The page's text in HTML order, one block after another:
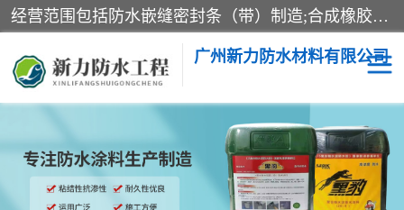
经营范围包括防水嵌缝密封条（带）制造;合成橡胶制造（监控化学品、危险化学品除外）;沥青混合物制造;防水胶粘带制造;其他合成材料制造（监控化学品、危险化学品除外）;涂料制造（监控化学品、危险化学品除外）;建筑结构防水补漏;防水建筑材料制造;粘合剂制造（监控化学品、危险化学品除外）;涂料零售;广州新力防水材料有限公司具有1处分支机构。
广州新力防水材料有限公司
黑豹防水胶 建筑108胶水
乳化沥青防水涂料 自粘卷材